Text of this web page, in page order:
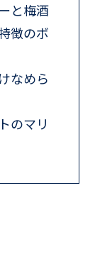
と梅酒
徴のボ
なめら
のマリ